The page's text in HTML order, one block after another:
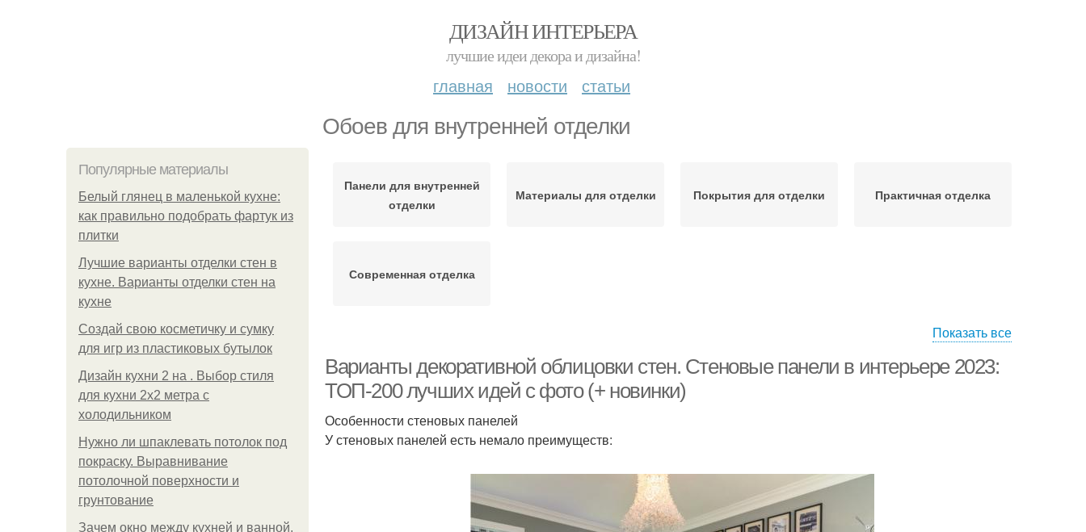
ДИЗАЙН ИНТЕРЬЕРА
лучшие идеи декора и дизайна!
главная новости статьи
Обоев для внутренней отделки
Популярные материалы
Белый глянец в маленькой кухне:
как правильно подобрать фартук из
плитки
Лучшие варианты отделки стен в
кухне. Варианты отделки стен на
кухне
Создай свою косметичку и сумку
для игр из пластиковых бутылок
Дизайн кухни 2 на . Выбор стиля
для кухни 2х2 метра с
холодильником
Нужно ли шпаклевать потолок под
покраску. Выравнивание
потолочной поверхности и
грунтование
Зачем окно между кухней и ванной.
Панели для внутренней
отделки
Материалы для отделки Покрытия для отделки Практичная отделка
Современная отделка
Показать все
Варианты декоративной облицовки стен. Стеновые панели в интерьере 2023:
ТОП-200 лучших идей с фото (+ новинки)
Особенности стеновых панелей
У стеновых панелей есть немало преимуществ: